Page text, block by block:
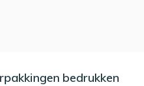
bedrukken